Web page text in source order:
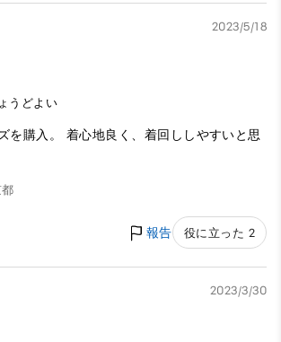
2023/5/18
うどよい
購入。 着心地良く、着回ししやすいと思
報告 役に立った 2
2023/3/30